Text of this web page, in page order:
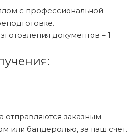
о профессиональной
документов – 1
отправляются заказным
или бандеролью, за наш счет.